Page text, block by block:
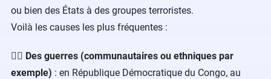
ou bien des États à des groupes terroristes.
Voilà les causes les plus fréquentes :
👉🏼 Des guerres (communautaires ou ethniques par
exemple) : en République Démocratique du Congo, au